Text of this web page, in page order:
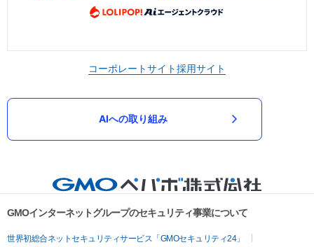
コーポレートサイト採用サイト
AIへの取り組み
GMOインターネットグループのセキュリティ事業について
世界初総合ネットセキュリティサービス「GMOセキュリティ24」